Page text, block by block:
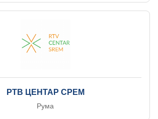
РТВ ЦЕНТАР СРЕМ
Рума